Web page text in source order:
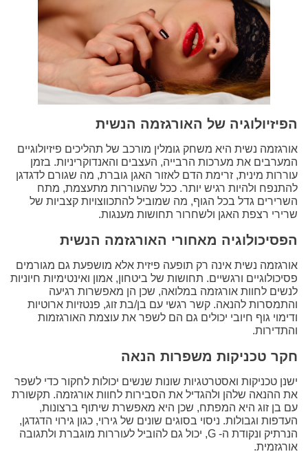
הפיזיולוגיה של האורגזמה הנשית
אורגזמה נשית היא משחק גומלין מורכב של תהליכים פיזיולוגיים
המערבים את מערכות הרבייה, העצבים והאנדוקריניות. בזמן
עוררות מינית, זרימת הדם לאזור האגן גוברת, מה שגורם לדגדגן
להתנפח ולהיות רגיש יותר. ככל שהעוררות מתעצמת, מתח
השרירים גדל בכל הגוף, מה שמוביל להתכווצויות קצביות של
שרירי רצפת האגן ולשחרור תחושות מענגות.
הפסיכולוגיה מאחורי האורגזמה הנשית
אורגזמה נשית אינה רק תופעה פיזית אלא מושפעת גם מגורמים
פסיכולוגיים ורגשיים. תחושות של ביטחון, אמון ואינטימיות חיוניות
לנשים לחוות אורגזמה במלואה, שכן הן מאפשרות רגיעה
והתמסרות להנאה. קשר רגשי עם בן/בת זוג, פנטזיות ארוטיות
ודימוי גוף חיובי יכולים גם הם לשפר את עוצמת האורגזמות
והתדירות.
חקר טכניקות משפרות הנאה
ישנן טכניקות ואסטרטגיות שונות שנשים יכולות לחקור כדי לשפר
את ההנאה שלהן ולהגדיל את הסבירות לחוות אורגזמה. תקשורת
עם בן זוג היא המפתח, שכן היא מאפשרת שיתוף ברצונות,
העדפות וגבולות. ניסוי בסוגים שונים של גירוי, כגון גירוי הדגדגן,
הנרתיק ונקודת ה- G, יכול גם להוביל לעוררות מוגברת ולתגובה
אורגזמית.